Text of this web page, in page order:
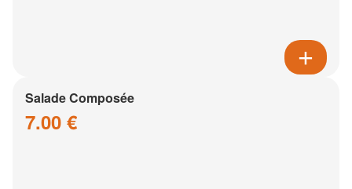
Salade Composée
7.00 €